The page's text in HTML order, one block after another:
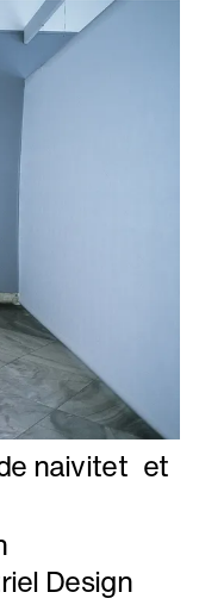
naivitet et
Design